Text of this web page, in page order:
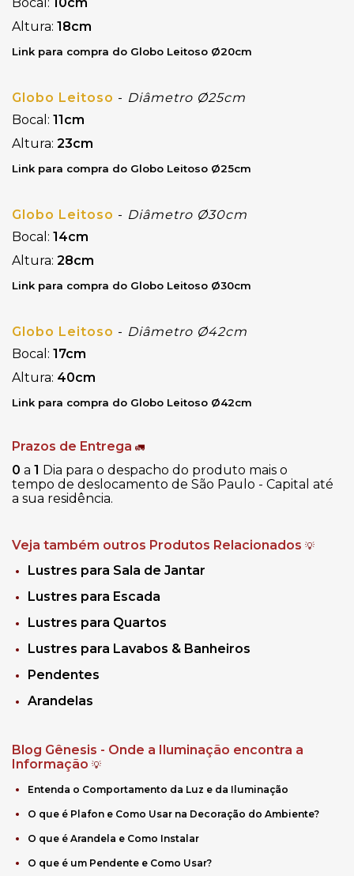
Altura: 18cm
Link para compra do Globo Leitoso Ø20cm
Globo Leitoso - Diâmetro Ø25cm
Bocal: 11cm
Altura: 23cm
Link para compra do Globo Leitoso Ø25cm
Globo Leitoso - Diâmetro Ø30cm
Bocal: 14cm
Altura: 28cm
Link para compra do Globo Leitoso Ø30cm
Globo Leitoso - Diâmetro Ø42cm
Bocal: 17cm
Altura: 40cm
Link para compra do Globo Leitoso Ø42cm
Prazos de Entrega 🚛
0 a 1 Dia para o despacho do produto mais o
tempo de deslocamento de São Paulo - Capital até
a sua residência.
Veja também outros Produtos Relacionados 💡
Lustres para Sala de Jantar
Lustres para Escada
Lustres para Quartos
Lustres para Lavabos & Banheiros
Pendentes
Arandelas
Blog Gênesis - Onde a Iluminação encontra a
Informação 💡
Entenda o Comportamento da Luz e da Iluminação
O que é Plafon e Como Usar na Decoração do Ambiente?
O que é Arandela e Como Instalar
O que é um Pendente e Como Usar?